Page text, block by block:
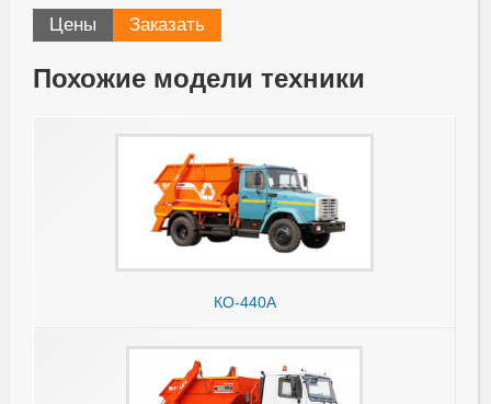
Цены Заказать
Похожие модели техники
КО-440А